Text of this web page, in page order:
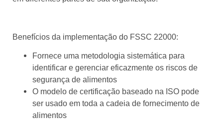
Benefícios da implementação do FSSC 22000:
Fornece uma metodologia sistemática para
identificar e gerenciar eficazmente os riscos de
segurança de alimentos
O modelo de certificação baseado na ISO pode
ser usado em toda a cadeia de fornecimento de
alimentos